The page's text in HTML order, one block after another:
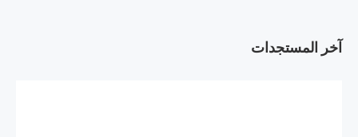
آخر المستجدات